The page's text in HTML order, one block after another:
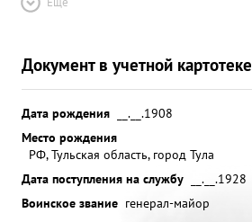
Документ в учетной картотеке
Дата рождения
__.__.1908
Место рождения
РФ, Тульская область, город Тула
Дата поступления на службу
__.__.1928
Воинское звание генерал-майор